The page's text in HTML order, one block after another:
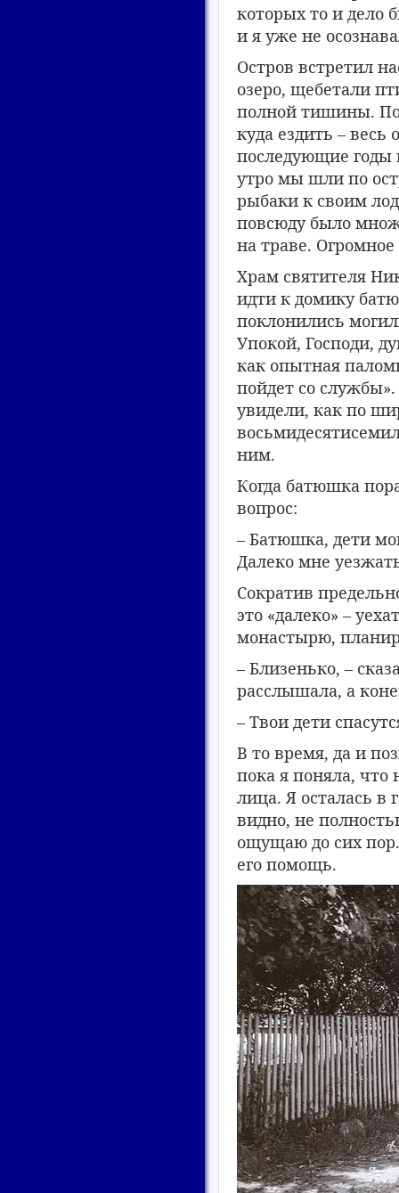
которых то и дело
и я уже не
Остров встретил
озеро, щебетали
полной тишины.
куда ездить –
последующие годы
утро мы шли по
рыбаки к своим
повсюду было
на траве.
Храм святителя
идти к домику
поклонились
Упокой, Господи,
как опытная
пойдет со
увидели, как по
ним.
Когда батюшка
вопрос:
– Батюшка, дети
Далеко мне
Сократив
это «далеко» –
монастырю,
– Близенько, –
расслышала, а
– Твои дети
В то время, да и
пока я поняла,
лица. Я осталась в
видно, не
ощущаю до сих
его помощь.